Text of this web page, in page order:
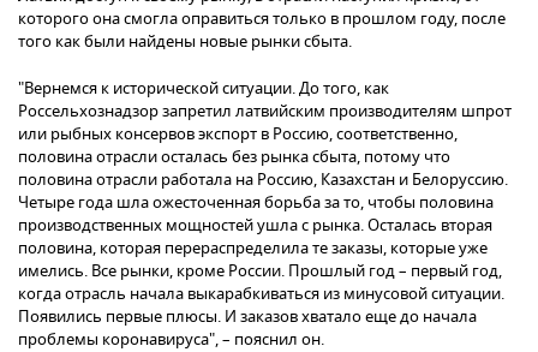
которого она смогла оправиться только в прошлом году, после
того как были найдены новые рынки сбыта.
"Вернемся к исторической ситуации. До того, как
Россельхознадзор запретил латвийским производителям шпрот
или рыбных консервов экспорт в Россию, соответственно,
половина отрасли осталась без рынка сбыта, потому что
половина отрасли работала на Россию, Казахстан и Белоруссию.
Четыре года шла ожесточенная борьба за то, чтобы половина
производственных мощностей ушла с рынка. Осталась вторая
половина, которая перераспределила те заказы, которые уже
имелись. Все рынки, кроме России. Прошлый год – первый год,
когда отрасль начала выкарабкиваться из минусовой ситуации.
Появились первые плюсы. И заказов хватало еще до начала
проблемы коронавируса", – пояснил он.